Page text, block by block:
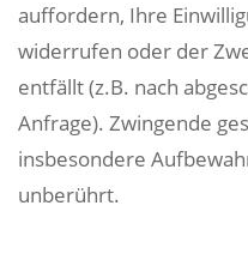
auffordern, Ihre
widerrufen oder der
entfällt (z.B. nach
Anfrage). Zwingende
insbesondere
unberührt.